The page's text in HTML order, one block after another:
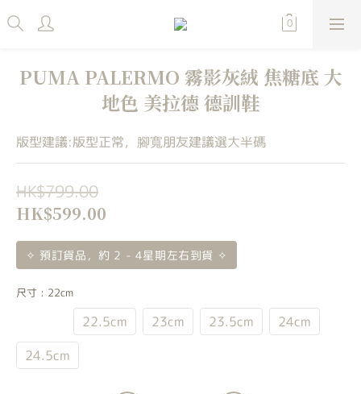
PUMA PALERMO 霧影灰絨 焦糖底 大
地色 美拉德 德訓鞋
版型建議:版型正常，腳寬朋友建議選大半碼
HK$799.00
HK$599.00
✧ 預訂貨品，約 2 - 4星期左右到貨 ✧
尺寸 : 22cm
22.5cm 23cm 23.5cm
24cm
24.5cm